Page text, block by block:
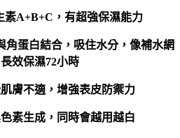
素A+B+C，有超強保濕能力
角蛋白結合，吸住水分，像補水網
效保濕72小時
膚不適，增強表皮防禦力
素生成，同時會越用越白